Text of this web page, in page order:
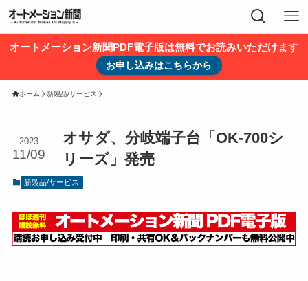
オートメーション新聞PDF電子版は無料でお読みいただけます
お申し込みはこちらから
ホーム 新製品/サービス
オサダ、分岐端子台「OK-700シ
リーズ」発売
2023
11/09
新製品/サービス